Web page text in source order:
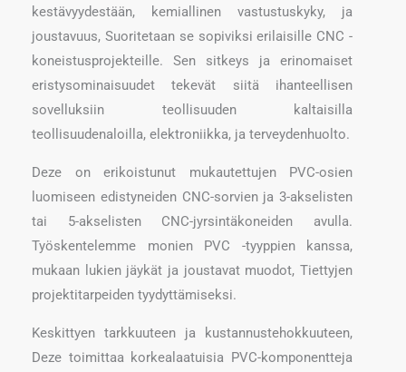
kestävyydestään, kemiallinen vastustuskyky, ja
joustavuus, Suoritetaan se sopiviksi erilaisille CNC -
koneistusprojekteille. Sen sitkeys ja erinomaiset
eristysominaisuudet tekevät siitä ihanteellisen
sovelluksiin teollisuuden kaltaisilla
teollisuudenaloilla, elektroniikka, ja terveydenhuolto.
Deze on erikoistunut mukautettujen PVC-osien
luomiseen edistyneiden CNC-sorvien ja 3-akselisten
tai 5-akselisten CNC-jyrsintäkoneiden avulla.
Työskentelemme monien PVC -tyyppien kanssa,
mukaan lukien jäykät ja joustavat muodot, Tiettyjen
projektitarpeiden tyydyttämiseksi.
Keskittyen tarkkuuteen ja kustannustehokkuuteen,
Deze toimittaa korkealaatuisia PVC-komponentteja